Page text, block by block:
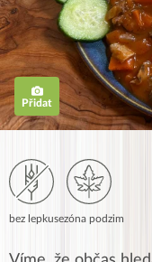
Přidat
bez lepkusezóna podzim